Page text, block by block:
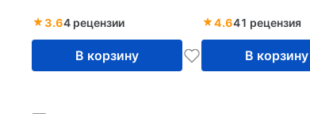
3.64 рецензии
В корзину
4.641 рецензия
В корзину